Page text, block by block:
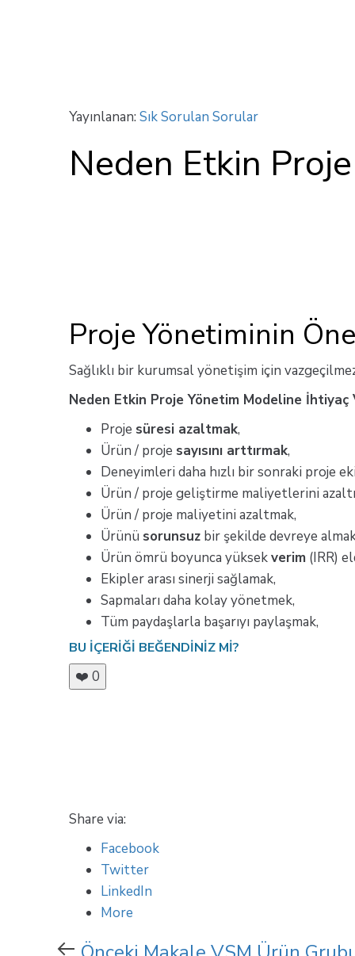
Yayınlanan: Sık Sorulan Sorular
Neden Etkin
Proje Yönetiminin
Sağlıklı bir kurumsal yönetişim için
Neden Etkin Proje Yönetim Modeline İhtiyaç
Proje süresi azaltmak,
Ürün / proje sayısını arttırmak,
Deneyimleri daha hızlı bir sonraki proje
Ürün / proje geliştirme maliyetlerini
Ürün / proje maliyetini azaltmak,
Ürünü sorunsuz bir şekilde devreye
Ürün ömrü boyunca yüksekverim (IRR)
Ekipler arası sinerji sağlamak,
Sapmaları daha kolay yönetmek,
Tüm paydaşlarla başarıyı paylaşmak,
BU IÇERIĞI BEĞENDINIZ MI?
❤️ 0
Share via:
Facebook
Twitter
LinkedIn
More
Önceki